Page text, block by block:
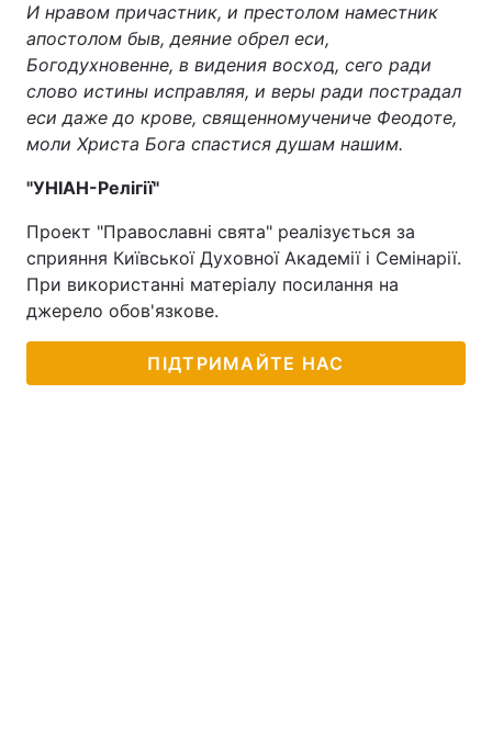
И нравом причастник, и престолом наместник
апостолом быв, деяние обрел еси,
Богодухновенне, в видения восход, сего ради
слово истины исправляя, и веры ради пострадал
еси даже до крове, священномучениче Феодоте,
моли Христа Бога спастися душам нашим.
"УНІАН-Релігії"
Проект "Православні свята" реалізується за
сприяння Київської Духовної Академії і Семінарії.
При використанні матеріалу посилання на
джерело обов'язкове.
ПІДТРИМАЙТЕ НАС